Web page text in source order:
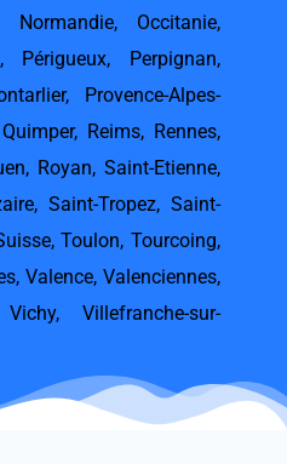
Normandie, Occitanie,
, Périgueux, Perpignan,
,
Provence-Alpes-
Quimper, Reims, Rennes,
, Royan, Saint-Etienne,
, Saint-Tropez, Saint-
,Toulon, Tourcoing,
, Valence, Valenciennes,
Vichy,Villefranche-sur-